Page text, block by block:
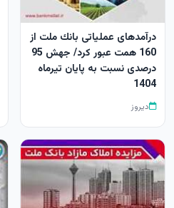
درآمدهای عملیاتی بانك ملت از
160 همت عبور كرد/ جهش 95
درصدی نسبت به پایان تیرماه
1404
دیروز